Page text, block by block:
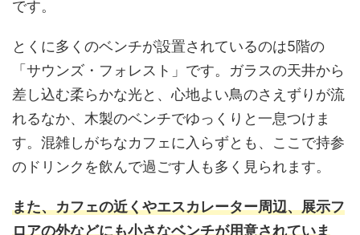
です。
とくに多くのベンチが設置されているのは5階の
「サウンズ・フォレスト」です。ガラスの天井から
差し込む柔らかな光と、心地よい鳥のさえずりが流
れるなか、木製のベンチでゆっくりと一息つけま
す。混雑しがちなカフェに入らずとも、ここで持参
のドリンクを飲んで過ごす人も多く見られます。
また、カフェの近くやエスカレーター周辺、展示フ
ロアの外などにも小さなベンチが用意されていま